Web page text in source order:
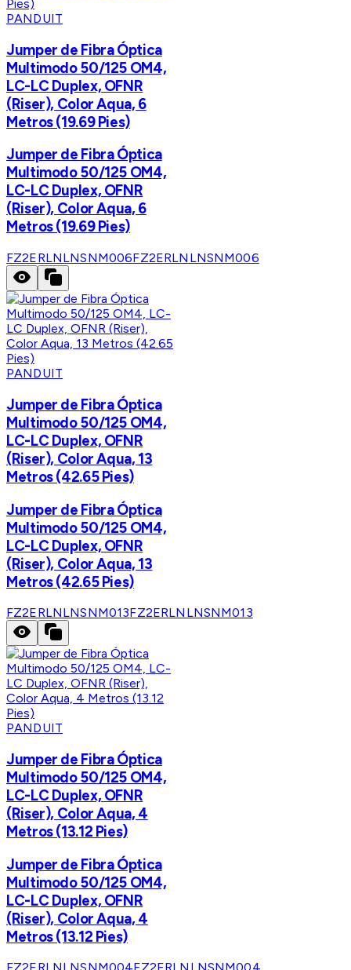
PANDUIT
Jumper de Fibra Óptica
Multimodo 50/125 OM4,
LC-LC Duplex, OFNR
(Riser), Color Aqua, 6
Metros (19.69 Pies)
Jumper de Fibra Óptica
Multimodo 50/125 OM4,
LC-LC Duplex, OFNR
(Riser), Color Aqua, 6
Metros (19.69 Pies)
FZ2ERLNLNSNM006FZ2ERLNLNSNM006
PANDUIT
Jumper de Fibra Óptica
Multimodo 50/125 OM4,
LC-LC Duplex, OFNR
(Riser), Color Aqua, 13
Metros (42.65 Pies)
Jumper de Fibra Óptica
Multimodo 50/125 OM4,
LC-LC Duplex, OFNR
(Riser), Color Aqua, 13
Metros (42.65 Pies)
FZ2ERLNLNSNM013FZ2ERLNLNSNM013
PANDUIT
Jumper de Fibra Óptica
Multimodo 50/125 OM4,
LC-LC Duplex, OFNR
(Riser), Color Aqua, 4
Metros (13.12 Pies)
Jumper de Fibra Óptica
Multimodo 50/125 OM4,
LC-LC Duplex, OFNR
(Riser), Color Aqua, 4
Metros (13.12 Pies)